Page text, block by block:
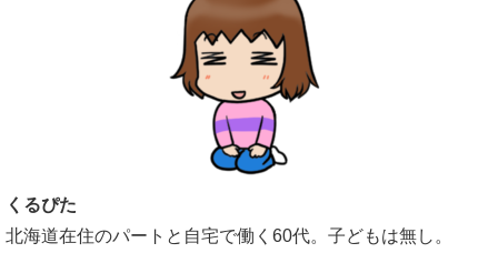
くるぴた
北海道在住のパートと自宅で働く60代。子どもは無し。